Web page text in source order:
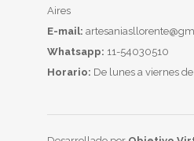
Aires
E-mail:
Whatsapp: 11-54030510
Horario: De lunes a viernes